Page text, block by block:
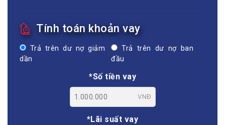
Tính toán khoản vay
Trả trên dư nợ giảm
dần
Trả trên dư nợ ban
đầu
*Số tiền vay
VNĐ
*Lãi suất vay